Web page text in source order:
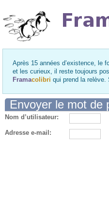
Après 15 années d’existence, le
et les curieux, il reste toujours
Framacolibri qui prend la
Envoyer le mot de
Nom d’utilisateur:
Adresse e-mail: